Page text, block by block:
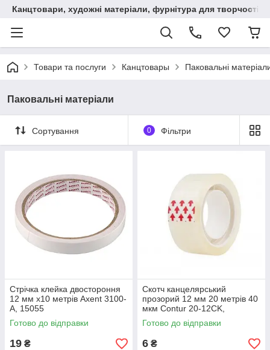
Канцтовари, художні матеріали, фурнітура для творчості
Товари та послуги Канцтовары Паковальні
Паковальні матеріали
Сортування 0 Фільтри
Стрічка клейка двостороння
12 мм х10 метрів Axent 3100-
A, 15055
Готово до відправки
19 ₴
Скотч канцелярський
прозорий 12 мм 20 метрів 40
мкм Contur 20-12CK,
9060434
Готово до відправки
6 ₴